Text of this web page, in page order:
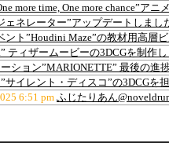
more time, One more chance”ア
ェネレーター”アップデートしまし
ント”Houdini Maze”の教材用高層
ティザームービーの3DCGを制作し
ション”MARIONETTE” 最後の進
サイレント・ディスコ”の3DCGを
6:51 pm ふじたりあん